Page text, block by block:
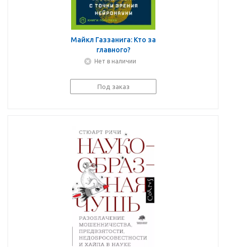
Майкл Газзанига: Кто за
главного?
Нет в наличии
Под заказ